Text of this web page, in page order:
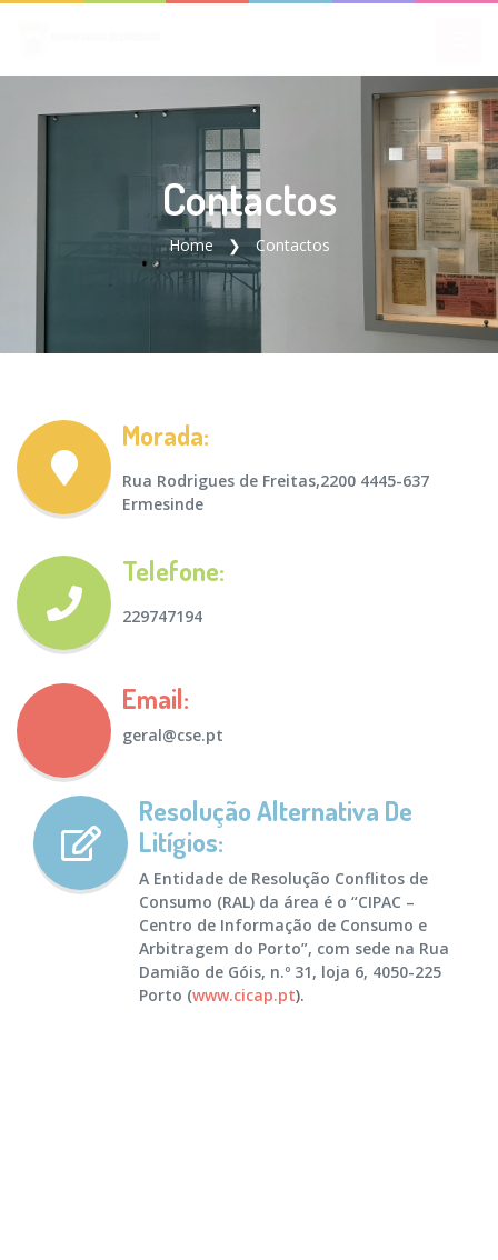
Contactos
Home Contactos
Morada:
Rua Rodrigues de Freitas,2200 4445-637
Ermesinde
Telefone:
229747194
Email:
geral@cse.pt
Resolução Alternativa De
Litígios:
A Entidade de Resolução Conflitos de
Consumo (RAL) da área é o “CIPAC –
Centro de Informação de Consumo e
Arbitragem do Porto”, com sede na Rua
Damião de Góis, n.º 31, loja 6, 4050-225
Porto (www.cicap.pt).